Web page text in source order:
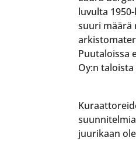
luvulta
suuri määrä
Puutaloissa
Oy:n
juurikaan